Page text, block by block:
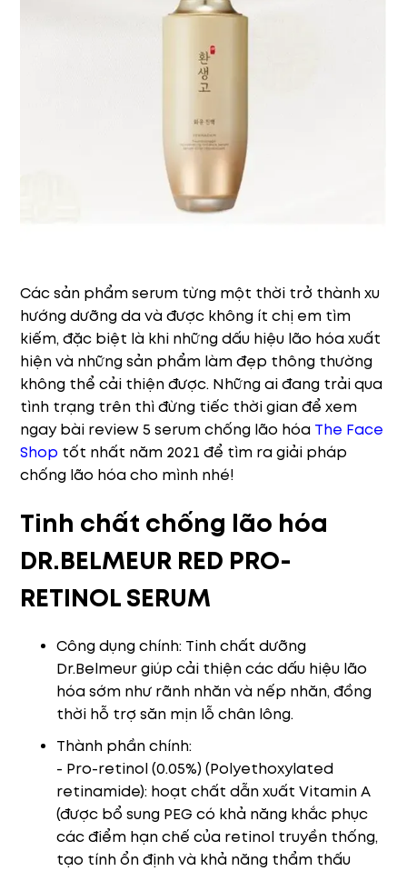
Các sản phẩm serum từng một thời trở thành xu
hướng dưỡng da và được không ít chị em tìm
kiếm, đặc biệt là khi những dấu hiệu lão hóa xuất
hiện và những sản phẩm làm đẹp thông thường
không thể cải thiện được. Những ai đang trải qua
tình trạng trên thì đừng tiếc thời gian để xem
ngay bài review 5 serum chống lão hóa The Face
Shop tốt nhất năm 2021 để tìm ra giải pháp
chống lão hóa cho mình nhé!
Tinh chất chống lão hóa
DR.BELMEUR RED PRO-
RETINOL SERUM
Công dụng chính: Tinh chất dưỡng
Dr.Belmeur giúp cải thiện các dấu hiệu lão
hóa sớm như rãnh nhăn và nếp nhăn, đồng
thời hỗ trợ săn mịn lỗ chân lông.
Thành phần chính:
- Pro-retinol (0.05%) (Polyethoxylated
retinamide): hoạt chất dẫn xuất Vitamin A
(được bổ sung PEG có khả năng khắc phục
các điểm hạn chế của retinol truyền thống,
tạo tính ổn định và khả năng thẩm thấu